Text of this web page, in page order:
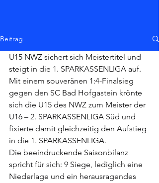
Beitrag
U15 NWZ sichert sich Meistertitel und
steigt in die 1. SPARKASSENLIGA auf.
Mit einem souveränen 1:4-Finalsieg
gegen den SC Bad Hofgastein krönte
sich die U15 des NWZ zum Meister der
U16 – 2. SPARKASSENLIGA Süd und
fixierte damit gleichzeitig den Aufstieg
in die 1. SPARKASSENLIGA.
Die beeindruckende Saisonbilanz
spricht für sich: 9 Siege, lediglich eine
Niederlage und ein herausragendes